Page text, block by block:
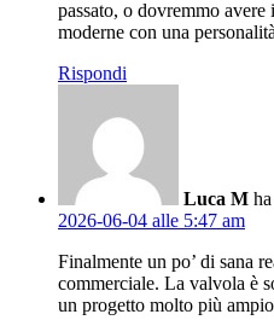
passato, o dovremmo
moderne con una
Rispondi
Luca M
2026-06-04 alle 5:47 am
Finalmente un po’ di sana
commerciale. La valvola è
un progetto molto più